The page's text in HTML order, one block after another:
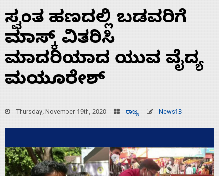
ಸ್ವಂತ ಹಣದಲ್ಲಿ ಬಡವರಿಗೆ
ಮಾಸ್ಕ್ ವಿತರಿಸಿ
ಮಾದರಿಯಾದ ಯುವ ವೈದ್ಯ
ಮಯೂರೇಶ್
Thursday, November 19th, 2020 ರಾಜ್ಯ News13